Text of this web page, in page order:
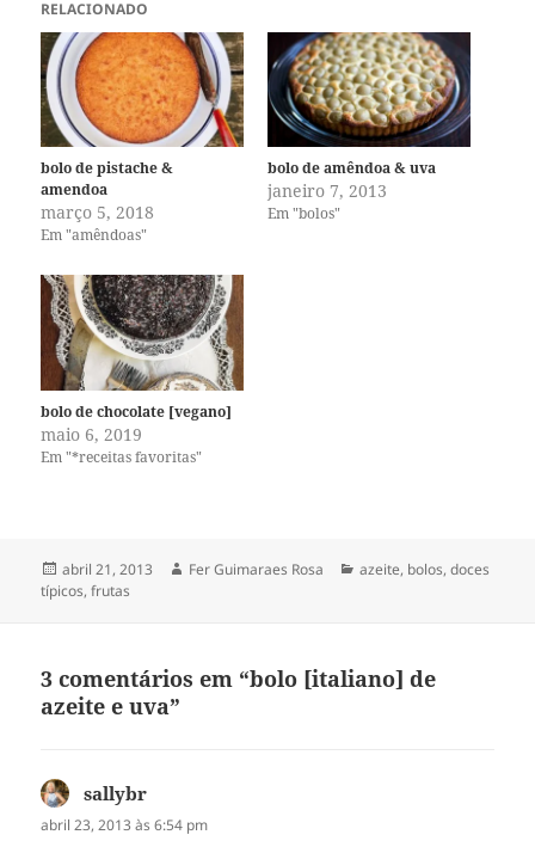
RELACIONADO
bolo de pistache &
amendoa
março 5, 2018
Em "amêndoas"
bolo de amêndoa & uva
janeiro 7, 2013
Em "bolos"
bolo de chocolate [vegano]
maio 6, 2019
Em "*receitas favoritas"
Publicado
em
abril 21, 2013 Autor
Fer Guimaraes Rosa Categorias
azeite, bolos,doces
típicos,frutas
3 comentários em “bolo [italiano] de
azeite e uva”
sallybr
abril 23, 2013 às 6:54 pm